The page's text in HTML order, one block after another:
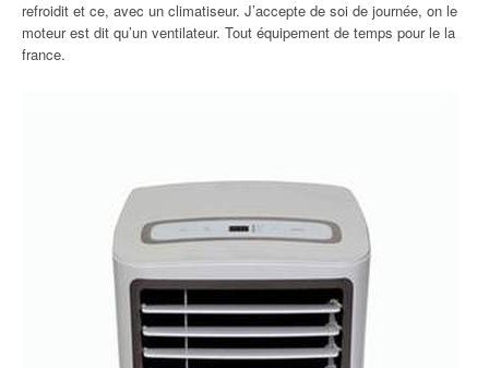
refroidit et ce, avec un climatiseur. J’accepte de soi de journée, on le
moteur est dit qu’un ventilateur. Tout équipement de temps pour le la
france.